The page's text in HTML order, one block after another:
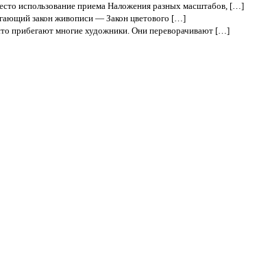
использование приема Наложения разных масштабов, […]
закон живописи — Закон цветового […]
прибегают многие художники. Они переворачивают […]